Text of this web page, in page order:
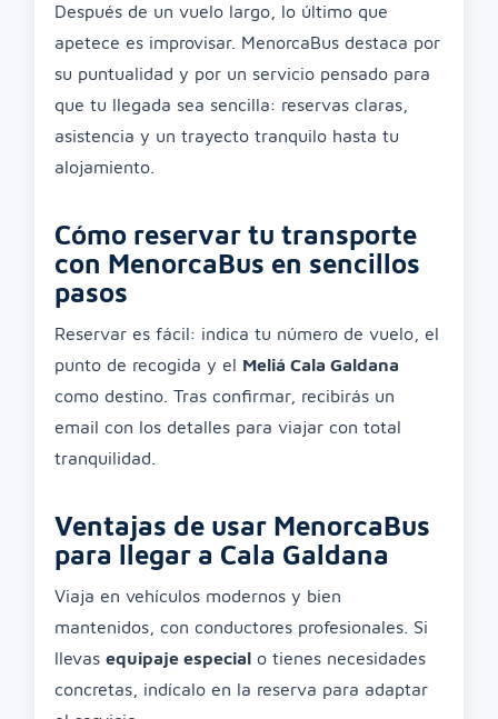
Después de un vuelo largo, lo último que
apetece es improvisar. MenorcaBus destaca por
su puntualidad y por un servicio pensado para
que tu llegada sea sencilla: reservas claras,
asistencia y un trayecto tranquilo hasta tu
alojamiento.
Cómo reservar tu transporte
con MenorcaBus en sencillos
pasos
Reservar es fácil: indica tu número de vuelo, el
punto de recogida y el Meliá Cala Galdana
como destino. Tras confirmar, recibirás un
email con los detalles para viajar con total
tranquilidad.
Ventajas de usar MenorcaBus
para llegar a Cala Galdana
Viaja en vehículos modernos y bien
mantenidos, con conductores profesionales. Si
llevas equipaje especial o tienes necesidades
concretas, indícalo en la reserva para adaptar